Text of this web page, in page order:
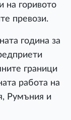
на горивото
превози.
година за
граници
работа на
Румъния и